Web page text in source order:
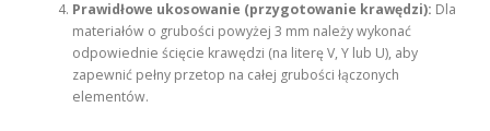
Prawidłowe ukosowanie (przygotowanie krawędzi): Dla
materiałów o grubości powyżej 3 mm należy wykonać
odpowiednie ścięcie krawędzi (na literę V, Y lub U), aby
zapewnić pełny przetop na całej grubości łączonych
elementów.